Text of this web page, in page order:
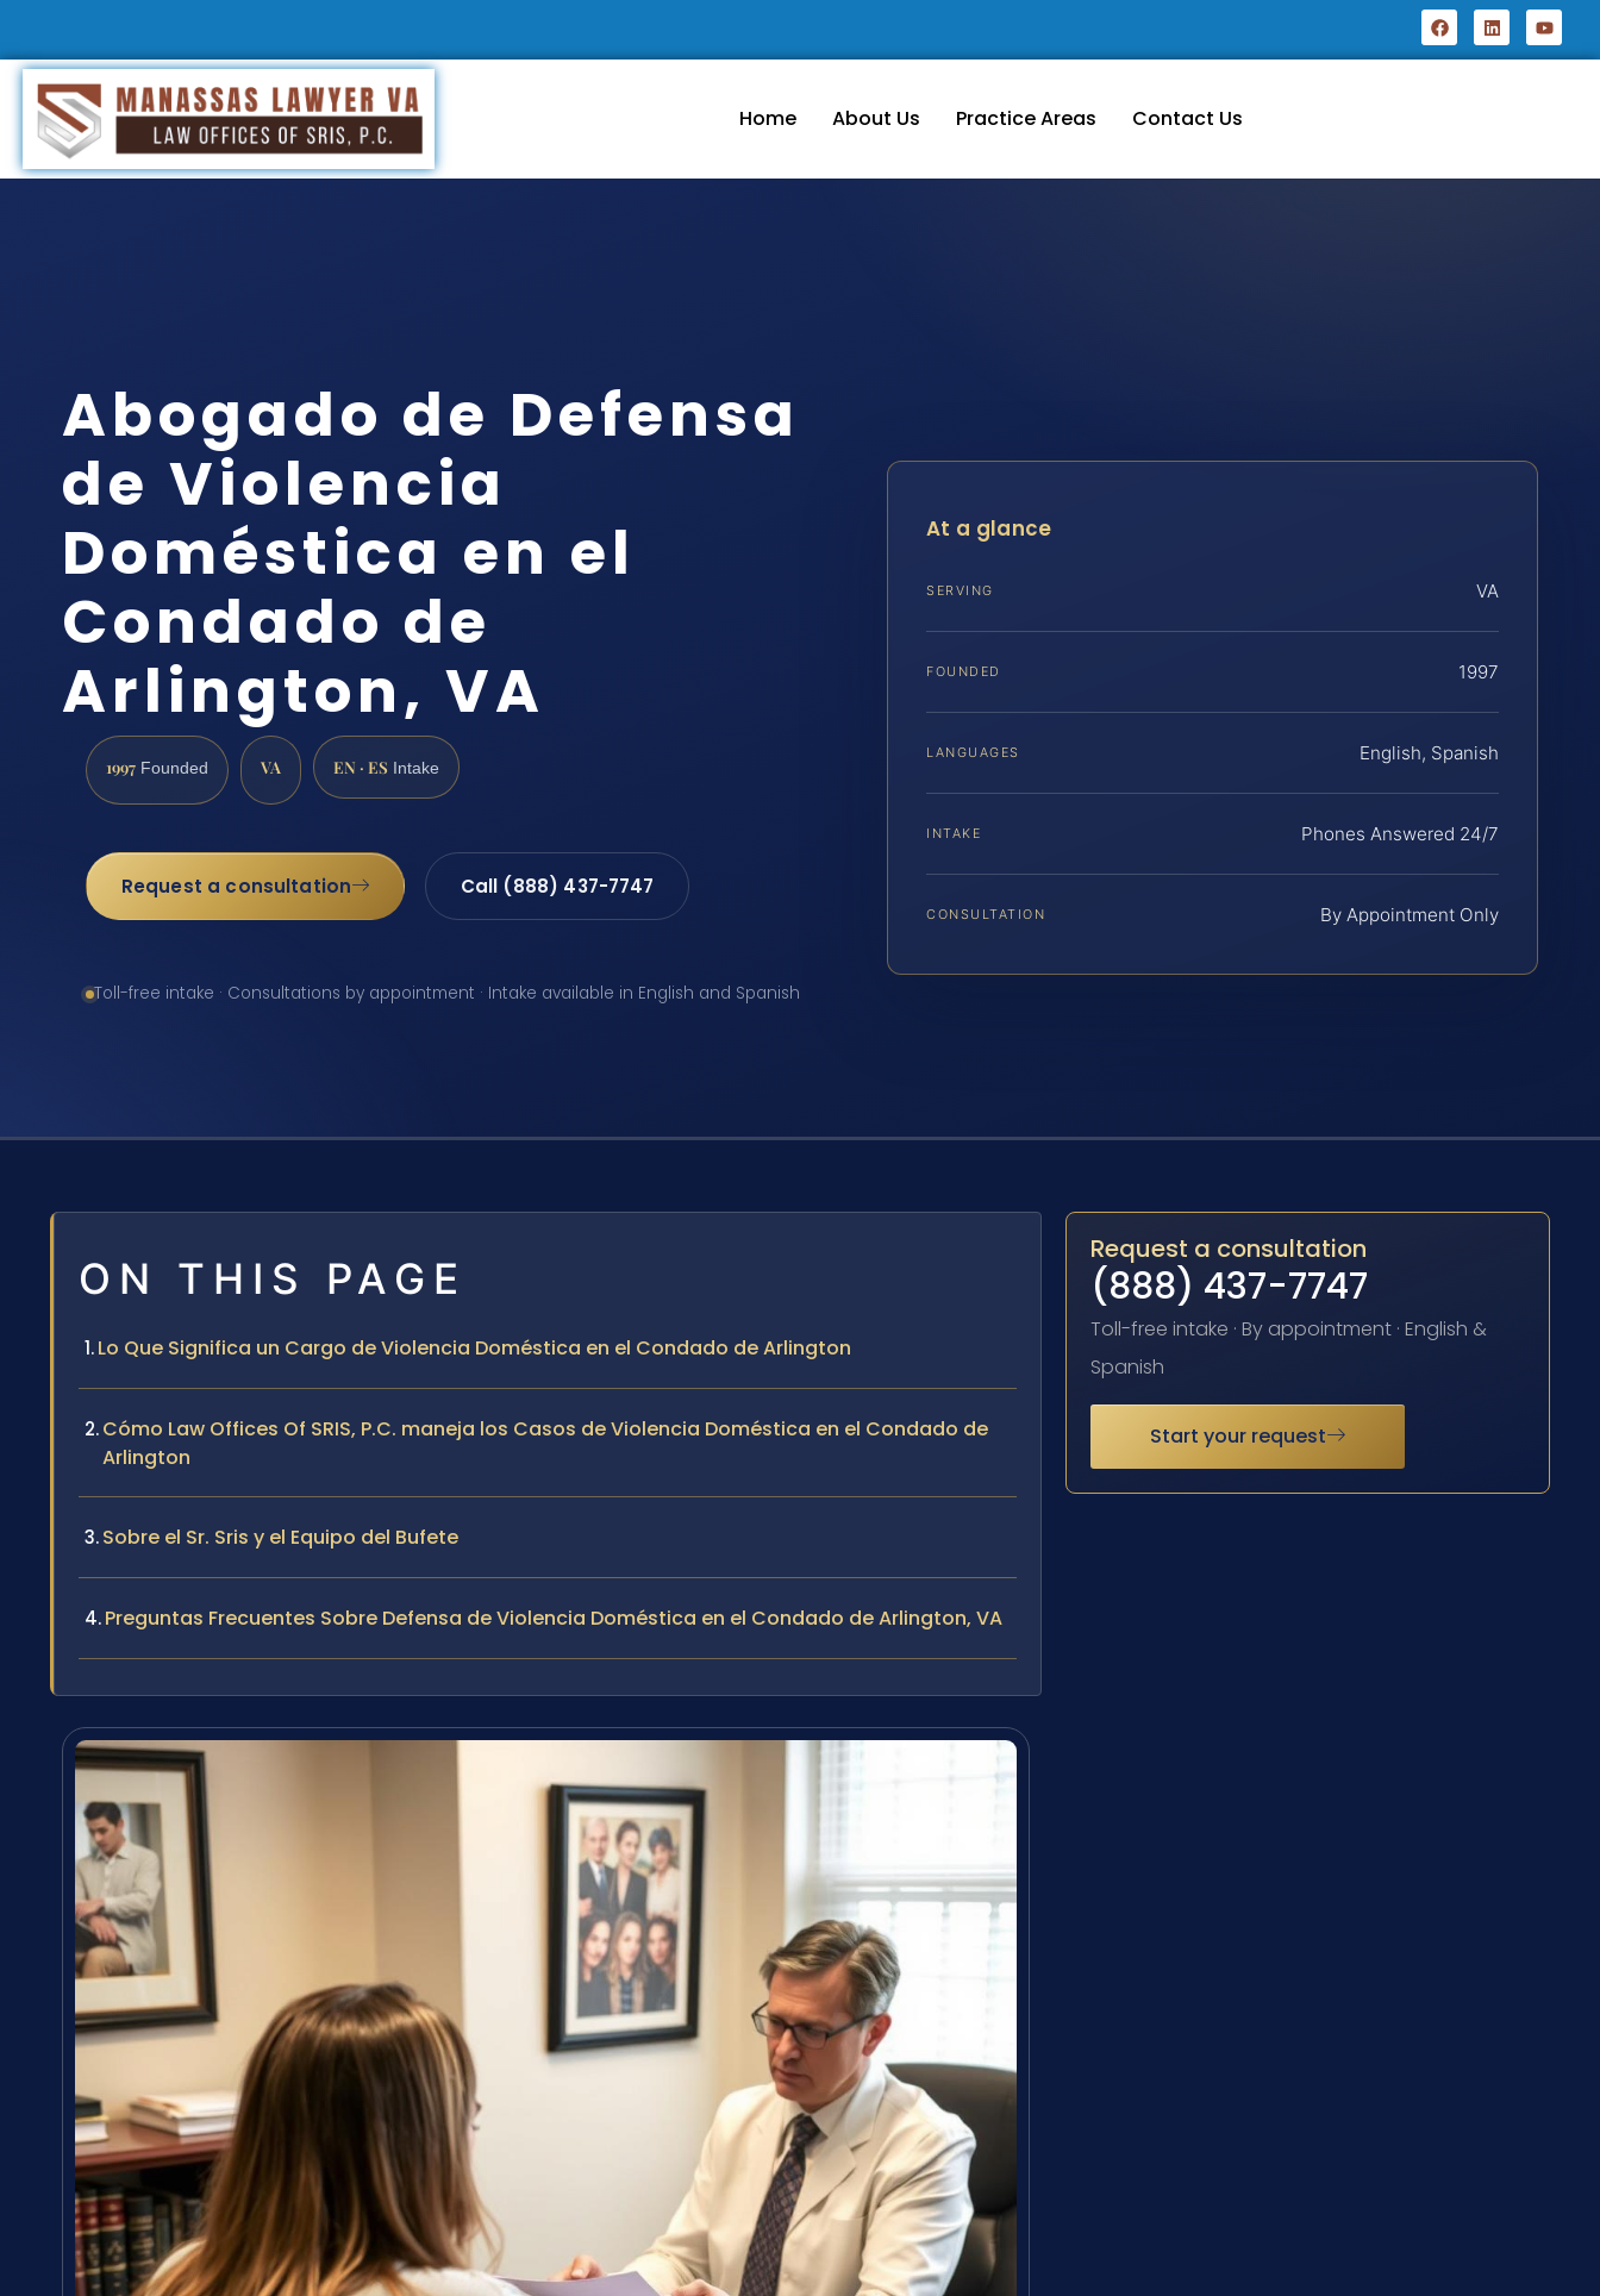
Home About Us Practice Areas Contact Us
Abogado de Defensa
de Violencia
Doméstica en el
Condado de
Arlington, VA
1997 Founded VA EN · ES Intake
Request a consultation Call (888) 437-7747
Toll-free intake · Consultations by appointment · Intake available in English and Spanish
At a glance
SERVING VA
FOUNDED 1997
LANGUAGES English, Spanish
INTAKE Phones Answered 24/7
CONSULTATION By Appointment Only
ON THIS PAGE
Lo Que Significa un Cargo de Violencia Doméstica en el Condado de Arlington
Cómo Law Offices Of SRIS, P.C. maneja los Casos de Violencia Doméstica en el Condado de
Arlington
Sobre el Sr. Sris y el Equipo del Bufete
Preguntas Frecuentes Sobre Defensa de Violencia Doméstica en el Condado de Arlington, VA
Request a consultation
(888) 437-7747
Toll-free intake · By appointment · English &
Spanish
Start your request